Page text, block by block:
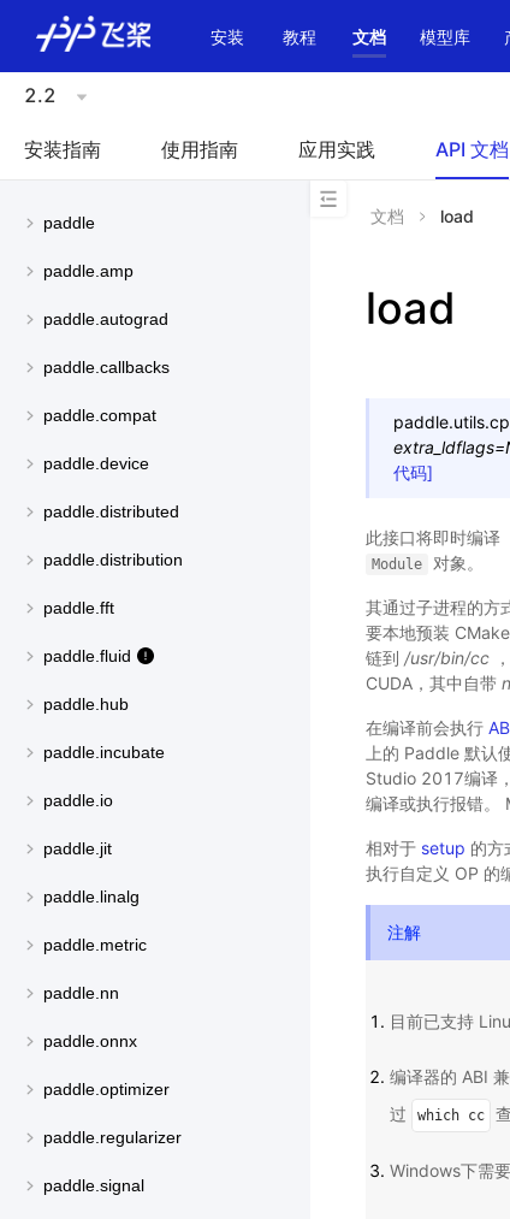
安装 教程 文档 模型库
2.2
安装指南 使用指南 应用实践 API 文档
paddle
paddle.amp
paddle.autograd
paddle.callbacks
paddle.compat
paddle.device
paddle.distributed
paddle.distribution
paddle.fft
paddle.fluid
paddle.hub
paddle.incubate
paddle.io
paddle.jit
paddle.linalg
paddle.metric
paddle.nn
paddle.onnx
paddle.optimizer
paddle.regularizer
paddle.signal
文档 load
load
extra_ldflags=
代码]
此接口将即时编译
Module 对象。
其通过子进程的方
要本地预装
链到 /usr/bin/cc
CUDA，其中自带
在编译前会执行
上的 Paddle 默认
Studio 2017编译
编译或执行报错。
相对于 setup 的方
执行自定义 OP 的
注解
目前已支持
编译器的 ABI
过
which cc
Windows下需